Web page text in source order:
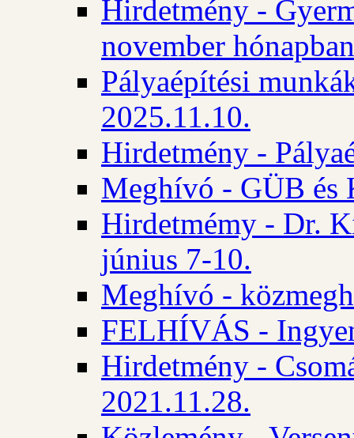
Hirdetmény -
november hónapban
Pályaépítési
2025.11.10.
Hirdetmény -
Meghívó - GÜB és
Hirdetmémy - Dr.
június 7-10.
Meghívó -
FELHÍVÁS -
Hirdetmény -
2021.11.28.